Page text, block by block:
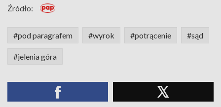
Źródło:
#pod paragrafem #wyrok #potrącenie #sąd
#jelenia góra